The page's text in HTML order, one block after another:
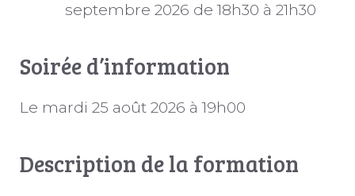
septembre 2026 de 18h30 à 21h30
Soirée d’information
Le mardi 25 août 2026 à 19h00
Description de la formation